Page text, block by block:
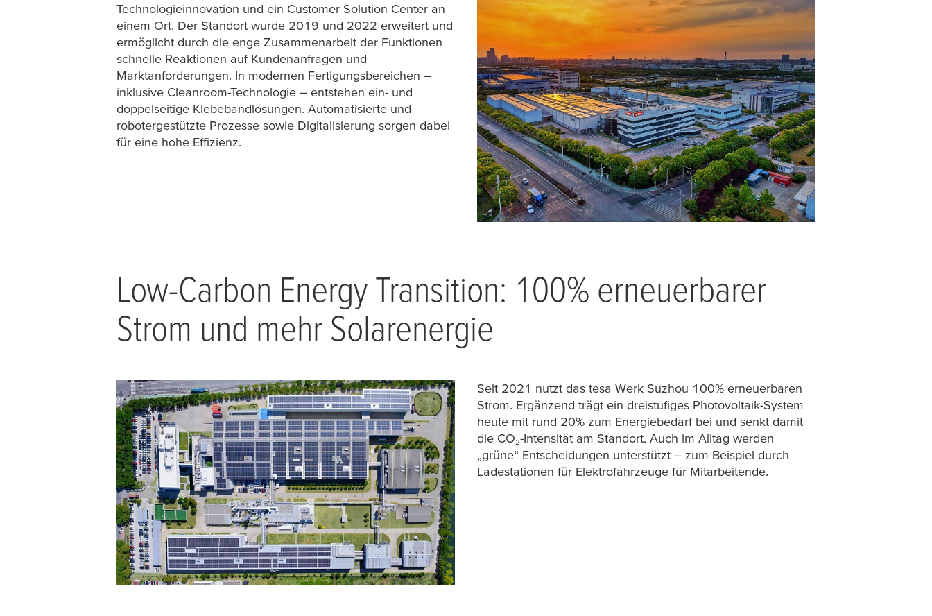
Technologieinnovation und ein Customer Solution Center an
einem Ort. Der Standort wurde 2019 und 2022 erweitert und
ermöglicht durch die enge Zusammenarbeit der Funktionen
schnelle Reaktionen auf Kundenanfragen und
Marktanforderungen. In modernen Fertigungsbereichen –
inklusive Cleanroom-Technologie – entstehen ein- und
doppelseitige Klebebandlösungen. Automatisierte und
robotergestützte Prozesse sowie Digitalisierung sorgen dabei
für eine hohe Effizienz.
Low-Carbon Energy Transition: 100% erneuerbarer
Strom und mehr Solarenergie
Seit 2021 nutzt das tesa Werk Suzhou 100% erneuerbaren
Strom. Ergänzend trägt ein dreistufiges Photovoltaik-System
heute mit rund 20% zum Energiebedarf bei und senkt damit
die CO₂-Intensität am Standort. Auch im Alltag werden
„grüne“ Entscheidungen unterstützt – zum Beispiel durch
Ladestationen für Elektrofahrzeuge für Mitarbeitende.